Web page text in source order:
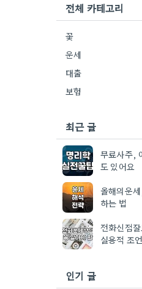
전체 카테고리
꽃
운세
대출
보험
최근 글
무료사주,
도 있어요
올해의운
하는 법
전화신점
실용적 조언
인기 글